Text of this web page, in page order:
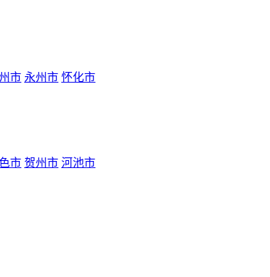
市 永州市 怀化市
市 贺州市 河池市